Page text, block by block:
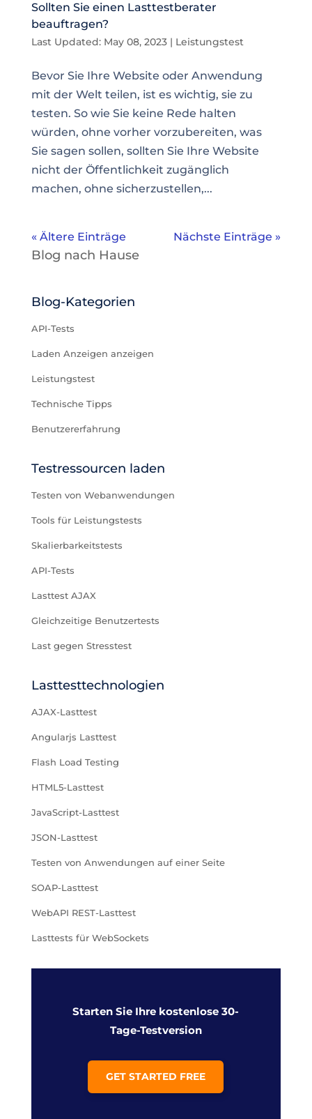
Sollten Sie einen Lasttestberater
beauftragen?
Last Updated: May 08, 2023| Leistungstest
Bevor Sie Ihre Website oder Anwendung
mit der Welt teilen, ist es wichtig, sie zu
testen. So wie Sie keine Rede halten
würden, ohne vorher vorzubereiten, was
Sie sagen sollen, sollten Sie Ihre Website
nicht der Öffentlichkeit zugänglich
machen, ohne sicherzustellen,...
« Ältere Einträge Nächste Einträge »
Blog nach Hause
Blog-Kategorien
API-Tests
Laden Anzeigen anzeigen
Leistungstest
Technische Tipps
Benutzererfahrung
Testressourcen laden
Testen von Webanwendungen
Tools für Leistungstests
Skalierbarkeitstests
API-Tests
Lasttest AJAX
Gleichzeitige Benutzertests
Last gegen Stresstest
Lasttesttechnologien
AJAX-Lasttest
Angularjs Lasttest
Flash Load Testing
HTML5-Lasttest
JavaScript-Lasttest
JSON-Lasttest
Testen von Anwendungen auf einer Seite
SOAP-Lasttest
WebAPI REST-Lasttest
Lasttests für WebSockets
Starten Sie Ihre kostenlose 30-
Tage-Testversion
GET STARTED FREE